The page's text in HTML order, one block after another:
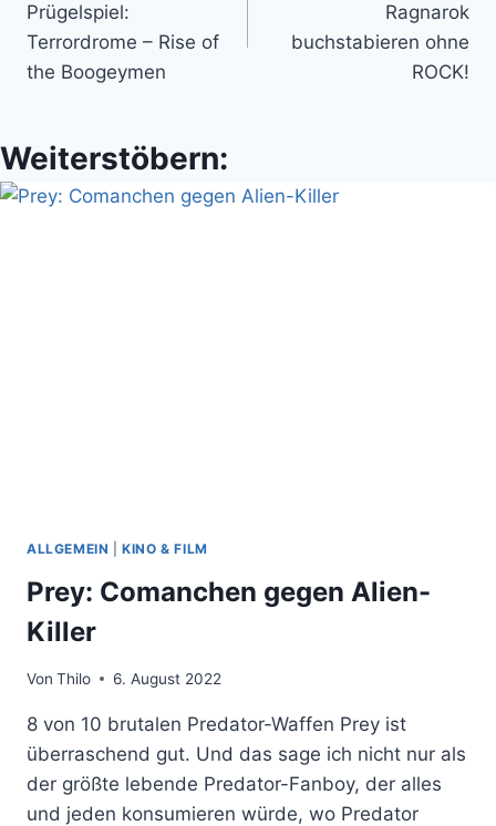
Prügelspiel:
Terrordrome – Rise of
the Boogeymen
Ragnarok
buchstabieren ohne
ROCK!
Weiterstöbern:
ALLGEMEIN |KINO & FILM
Prey: Comanchen gegen Alien-
Killer
Von Thilo 6. August 2022
8 von 10 brutalen Predator-Waffen Prey ist
überraschend gut. Und das sage ich nicht nur als
der größte lebende Predator-Fanboy, der alles
und jeden konsumieren würde, wo Predator